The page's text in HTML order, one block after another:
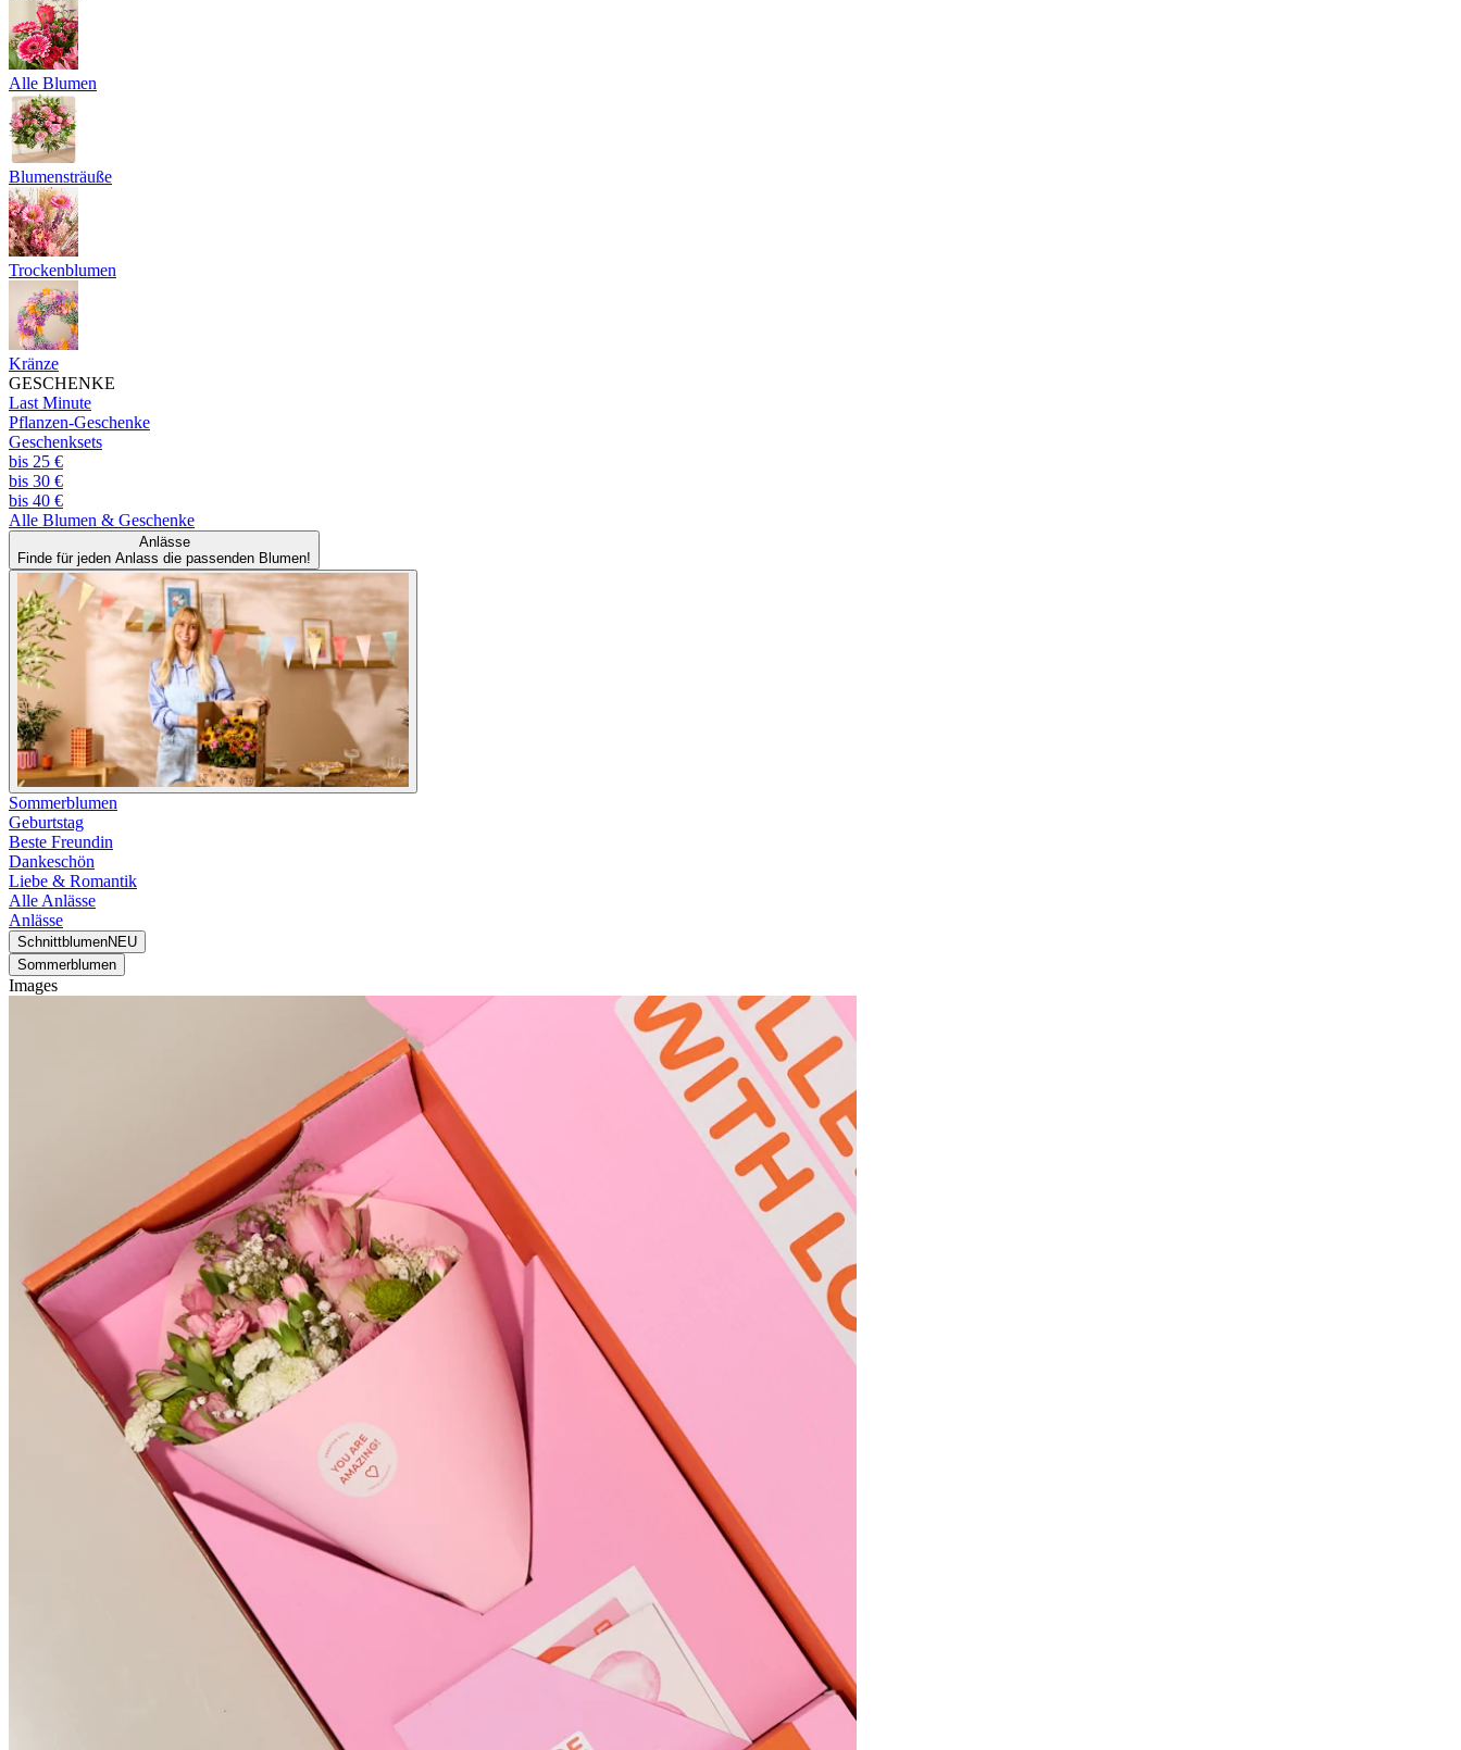
Alle Blumen
Blumensträuße
Trockenblumen
Kränze
GESCHENKE
Last Minute
Pflanzen-Geschenke
Geschenksets
bis 25 €
bis 30 €
bis 40 €
Alle Blumen & Geschenke
Anlässe
Finde für jeden Anlass die passenden Blumen!
Sommerblumen
Geburtstag
Beste Freundin
Dankeschön
Liebe & Romantik
Alle Anlässe
Anlässe
SchnittblumenNEU
Sommerblumen
Images